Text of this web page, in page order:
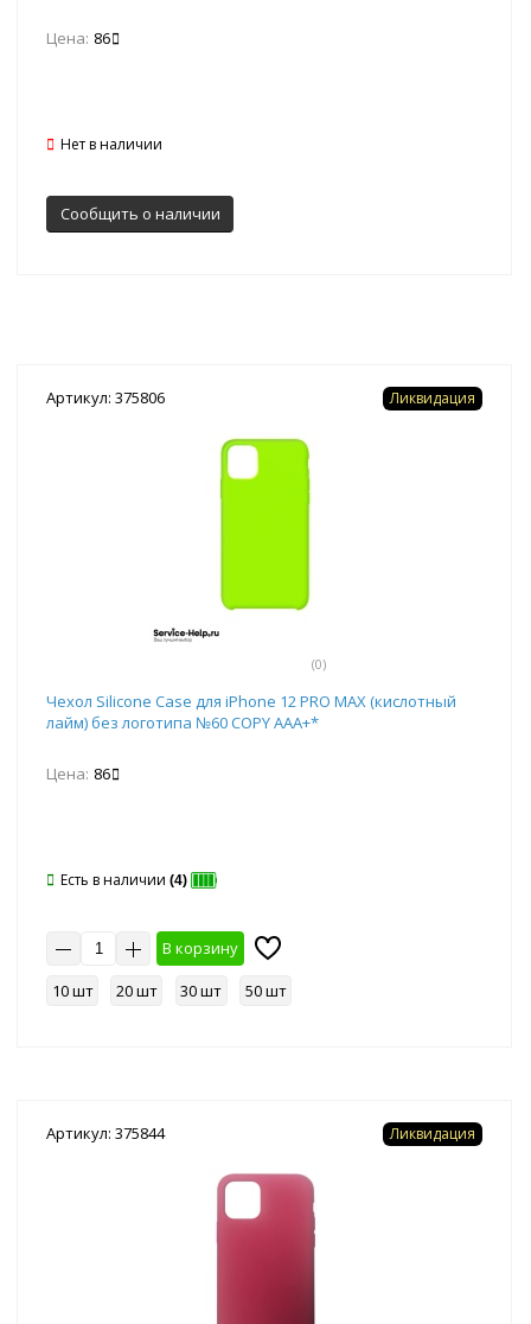
Цена: 86
Нет в наличии
Сообщить о наличии
Артикул: 375806
(0)
Ликвидация
Чехол Silicone Case для iPhone 12 PRO MAX (кислотный
лайм) без логотипа №60 COPY AAA+*
Цена: 86
Есть в наличии (4)
В корзину
10 шт
20 шт 30 шт 50 шт
Артикул: 375844 Ликвидация